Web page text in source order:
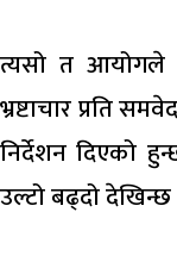
त्यसो त आयोगले
भ्रष्टाचार प्रति
निर्देशन दिएको
उल्टो बढ्दो देखिन्छ